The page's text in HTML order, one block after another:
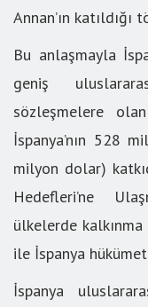
Annan’ın katıldığı
Bu anlaşmayla
geniş
sözleşmelere
İspanya’nın 528
milyon dolar)
Hedefleri’ne
ülkelerde
ile İspanya
İspanya